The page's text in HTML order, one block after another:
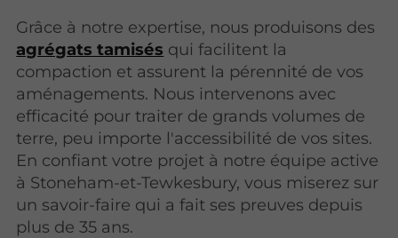
Grâce à notre expertise, nous produisons des
agrégats tamisés qui facilitent la
compaction et assurent la pérennité de vos
aménagements. Nous intervenons avec
efficacité pour traiter de grands volumes de
terre, peu importe l'accessibilité de vos sites.
En confiant votre projet à notre équipe active
à Stoneham-et-Tewkesbury, vous miserez sur
un savoir-faire qui a fait ses preuves depuis
plus de 35 ans.